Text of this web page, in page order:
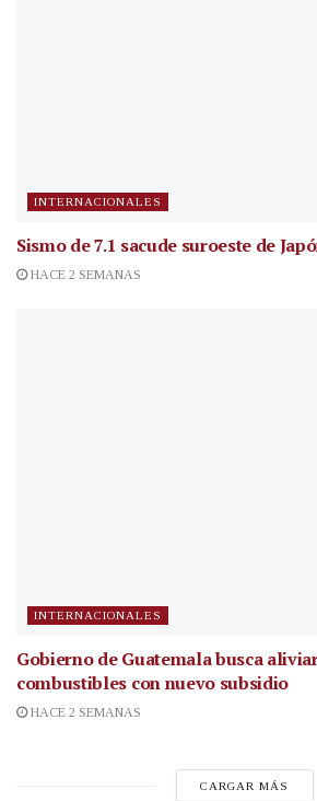
INTERNACIONALES
Sismo de 7.1 sacude suroeste de
HACE 2 SEMANAS
INTERNACIONALES
Gobierno de Guatemala busca
combustibles con nuevo subsidio
HACE 2 SEMANAS
CARGAR MÁS